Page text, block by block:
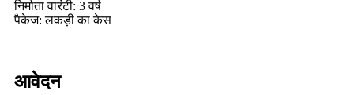
निर्माता वारंटी: 3 वर्ष
पैकेज: लकड़ी का केस
आवेदन